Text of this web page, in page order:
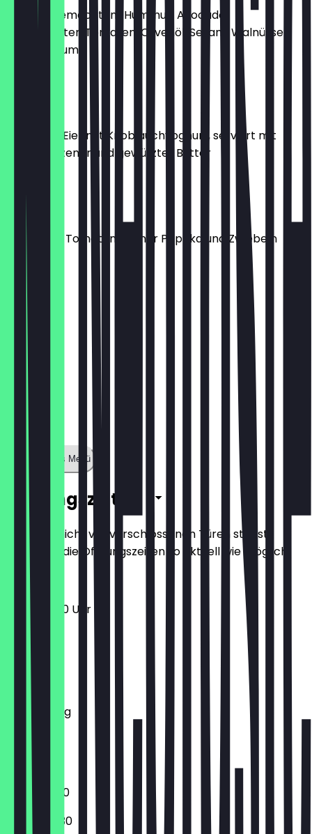
mit hausgemachtem Hummus, Avocado,
getrockneten Tomaten, Olivenöl, Sesam, Walnüssen
und Basilikum
pochierte Eier mit Knoblauchyoghurt, serviert mit
geschmolzener und gewürzter Butter
Menemen
mit Rührei, Tomaten, grüner Paprika und Zwiebeln
13,10 €
Zeige ganzes Menü
Öffnungszeiten
Damit du nicht vor verschlossenen Türen stehst,
halten wir die Öffnungszeiten so aktuell wie möglich.
10:00 - 19:30 Uhr
Montag
Dienstag
Mittwoch
Donnerstag
Freitag
Samstag
Sonntag
10:00 - 18:30
09:00 - 18:30